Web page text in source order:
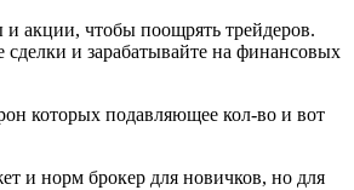
и акции, чтобы поощрять трейдеров.
сделки и зарабатывайте на финансовых
которых подавляющее кол-во и вот
и норм брокер для новичков, но для